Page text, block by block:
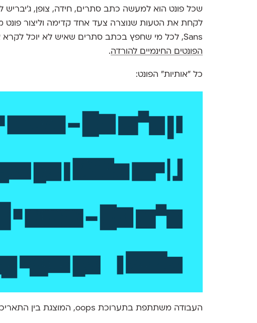
שכל פונט הוא למעשה כתב סתרים, חידה, צופן,
Sans, לכל מי שחפץ בכתב סתרים שאיש לא יוכל לקרא או להבין. ניתן להורידו מכאן למטה או מעמוד
הפונטים החינמיים להורדה.
כל "אותיות" הפונט:
העבודה משתתפת בתערוכת oops, המוצגת בין התאריכים 27.3.2015 - 31.5.2015 בבית הנסן, ירושלים.